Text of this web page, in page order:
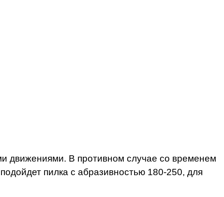
движениями. В противном случае со временем
пилка с абразивностью 180-250, для